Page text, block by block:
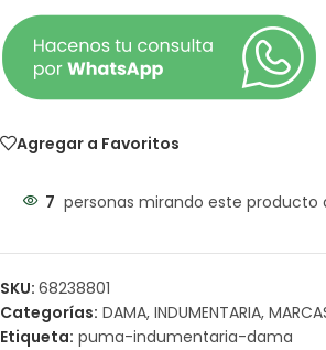
Agregar a Favoritos
7 personas mirando este producto
SKU: 68238801
Categorías: DAMA, INDUMENTARIA,
Etiqueta: puma-indumentaria-dama